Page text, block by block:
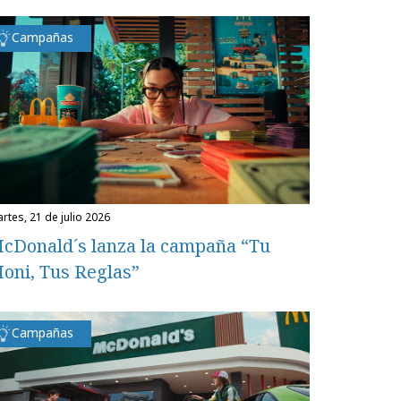
Campañas
21 de julio 2026
lanza la campaña “Tu
Tus Reglas”
Campañas